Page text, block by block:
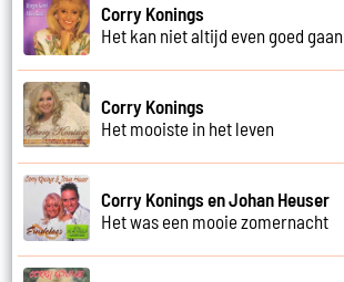
Corry Konings
Het kan niet altijd even goed gaan
Corry Konings
Het mooiste in het leven
Corry Konings en Johan Heuser
Het was een mooie zomernacht